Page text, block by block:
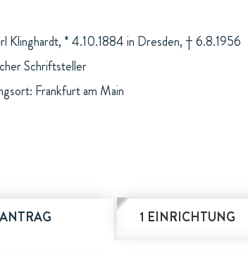
Klinghardt, * 4.10.1884 in Dresden, † 6.8.1956
Schriftsteller
Frankfurt am Main
1 EINRICHTUNG